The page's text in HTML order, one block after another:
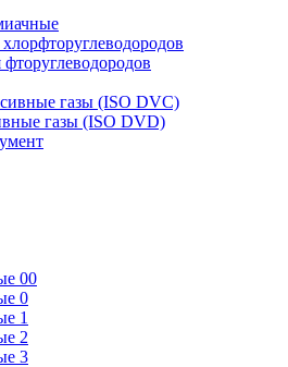
газы (ISO DVC)
газы (ISO DVD)
00
0
1
2
3